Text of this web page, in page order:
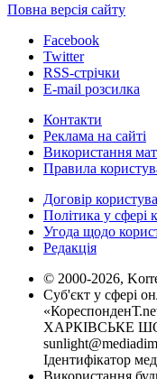
Повна версія сайту
Facebook
Twitter
RSS-стрічки
E-mail розсилка
Контакти
Реклама на сайті
Використання
Правила
Договір
Політика у сфері
Угода щодо
Редакція
© 2000-2026,
Суб'єкт у сфері
ХАРКІВСЬКЕ
Ідентифікатор
Використання